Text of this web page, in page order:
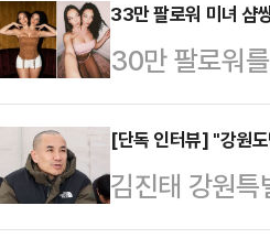
국무회의 모
늘 말씀을 좀
상시와 좀 다
적으로 대처
이 매우 높고,
33만 팔로워 미녀 샴
30만 팔로워
만들어진 가
데일리메일은
루언서 발레
[단독 인터뷰] "강원
김진태 강원
깎았다. '투쟁'